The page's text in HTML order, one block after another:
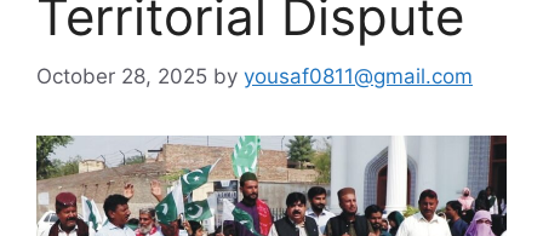
Territorial Dispute
October 28, 2025 by yousaf0811@gmail.com